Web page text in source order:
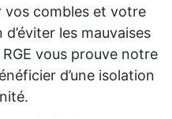
vos combles et votre
les mauvaises
vous prouve notre
d’une isolation